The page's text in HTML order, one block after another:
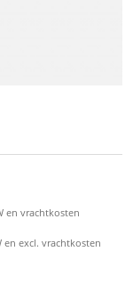
en vrachtkosten
en excl. vrachtkosten